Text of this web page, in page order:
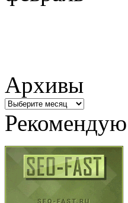
Архивы
Архивы
Рекомендую